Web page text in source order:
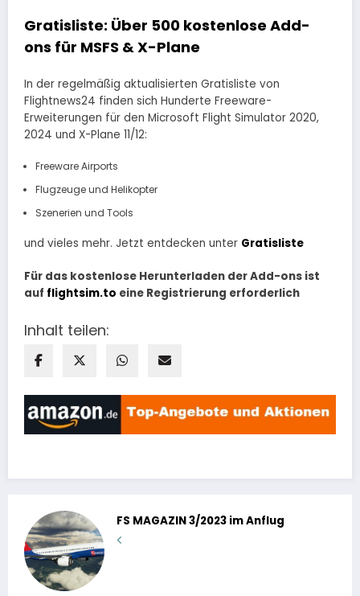
Gratisliste: Über 500 kostenlose Add-
ons für MSFS & X-Plane
In der regelmäßig aktualisierten Gratisliste von
Flightnews24 finden sich Hunderte Freeware-
Erweiterungen für den Microsoft Flight Simulator 2020,
2024 und X-Plane 11/12:
Freeware Airports
Flugzeuge und Helikopter
Szenerien und Tools
und vieles mehr. Jetzt entdecken unter Gratisliste
Für das kostenlose Herunterladen der Add-ons ist
auf flightsim.to eine Registrierung erforderlich
Inhalt teilen:
FS MAGAZIN 3/2023 im Anflug